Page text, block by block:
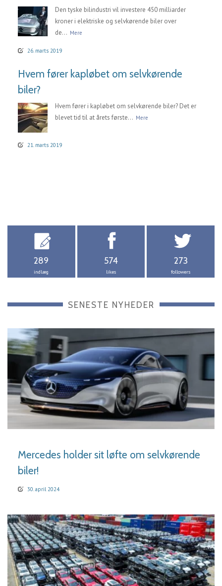
Den tyske bilindustri vil investere 450 milliarder
kroner i elektriske og selvkørende biler over
de... Mere
26. marts 2019
Hvem fører kapløbet om selvkørende
biler?
Hvem fører i kapløbet om selvkørende biler? Det er
blevet tid til at årets første... Mere
21. marts 2019
289
indlæg
574
likes
273
followers
SENESTE NYHEDER
LÆS MERE
Mercedes holder sit løfte om selvkørende
biler!
30. april 2024